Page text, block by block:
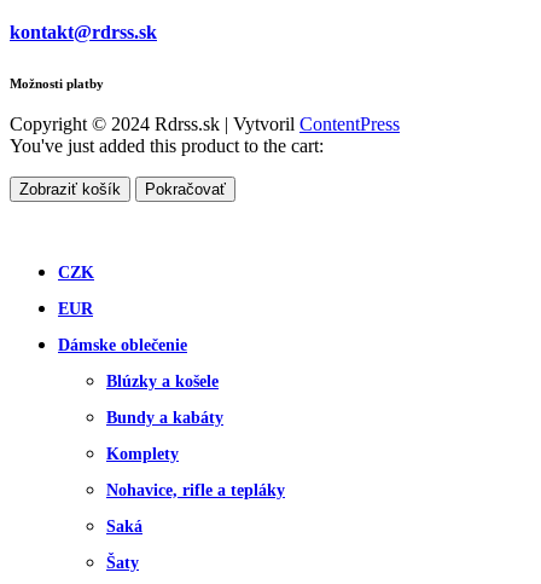
kontakt@rdrss.sk
Možnosti platby
Copyright © 2024 Rdrss.sk | Vytvoril ContentPress
You've just added this product to the cart:
Zobraziť košík Pokračovať
CZK
EUR
Dámske oblečenie
Blúzky a košele
Bundy a kabáty
Komplety
Nohavice, rifle a tepláky
Saká
Šaty